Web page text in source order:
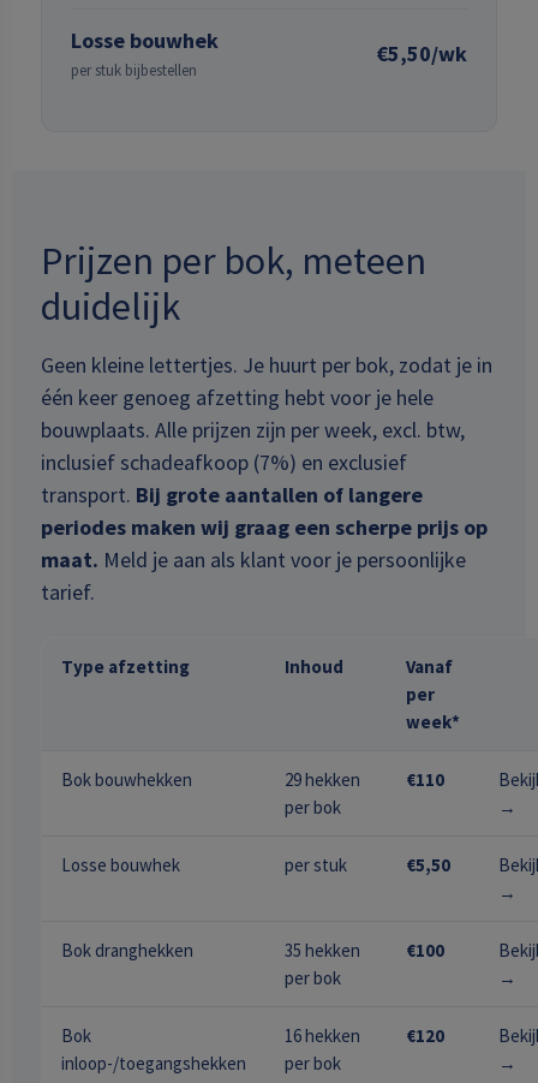
Losse bouwhek
per stuk bijbestellen
€5,50/wk
Prijzen per bok, meteen
duidelijk
Geen kleine lettertjes. Je huurt per bok, zodat je in
één keer genoeg afzetting hebt voor je hele
bouwplaats. Alle prijzen zijn per week, excl. btw,
inclusief schadeafkoop (7%) en exclusief
transport. Bij grote aantallen of langere
periodes maken wij graag een scherpe prijs op
maat. Meld je aan als klant voor je persoonlijke
tarief.
Type afzetting Inhoud
Vanaf
per
week*
Bok bouwhekken
29 hekken
per bok
€110
→
Losse bouwhek per stuk €5,50
→
Bok dranghekken
35 hekken
per bok
€100
→
Bok
inloop-/toegangshekken
16 hekken
per bok
€120
→